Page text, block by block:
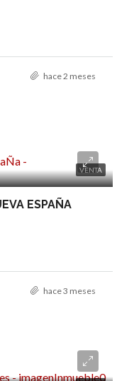
hace 2 meses
VENTA
ESPAÑA
hace 3 meses